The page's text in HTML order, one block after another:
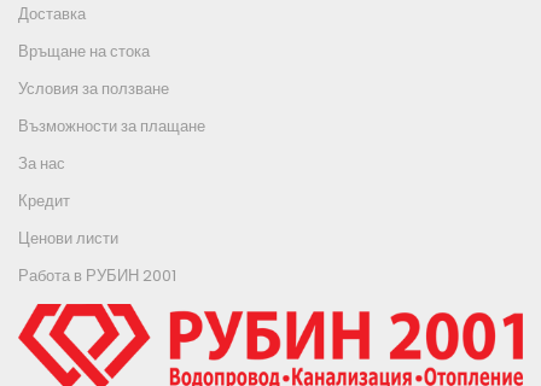
Доставка
Връщане на стока
Условия за ползване
Възможности за плащане
За нас
Кредит
Ценови листи
Работа в РУБИН 2001